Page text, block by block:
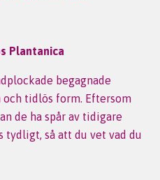
Plantanica
begagnade
tidlös form. Eftersom
de ha spår av tidigare
tydligt, så att du vet vad du